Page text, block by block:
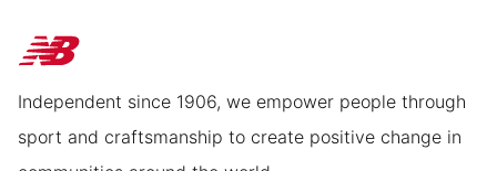
Independent since 1906, we empower people through
sport and craftsmanship to create positive change in